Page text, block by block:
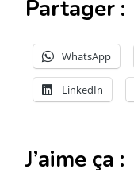
Partager :
WhatsApp
LinkedIn
J’aime ça :